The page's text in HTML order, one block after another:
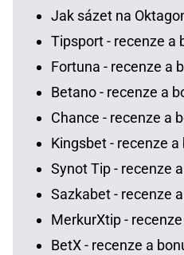
Jak sázet na
Tipsport - recenze a
Fortuna - recenze a
Betano - recenze a
Chance - recenze a
Kingsbet - recenze a
Synot Tip - recenze
Sazkabet - recenze
MerkurXtip -
BetX - recenze a